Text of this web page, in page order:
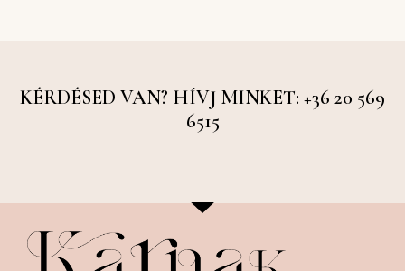
KÉRDÉSED VAN? HÍVJ MINKET: +36 20 569
6515